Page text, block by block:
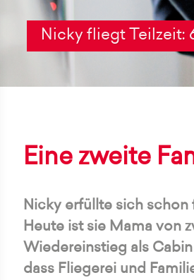
Nicky fliegt Teilzeit:
Eine zweite
Nicky erfüllte sich schon
Heute ist sie Mama von
Wiedereinstieg als
dass Fliegerei und